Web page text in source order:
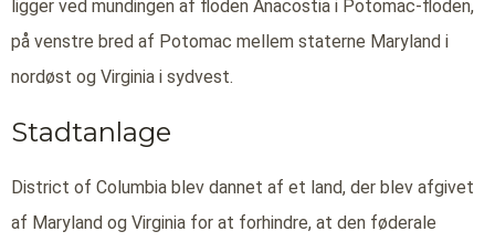
ligger ved mundingen af floden Anacostia i Potomac-floden,
på venstre bred af Potomac mellem staterne Maryland i
nordøst og Virginia i sydvest.
Stadtanlage
District of Columbia blev dannet af et land, der blev afgivet
af Maryland og Virginia for at forhindre, at den føderale